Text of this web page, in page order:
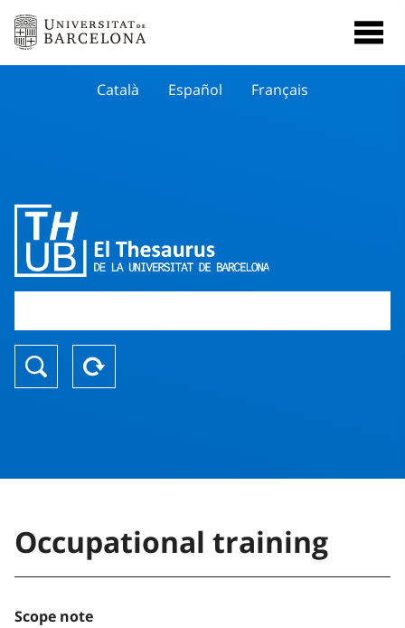
Català Español Français
Occupational training
Scope note